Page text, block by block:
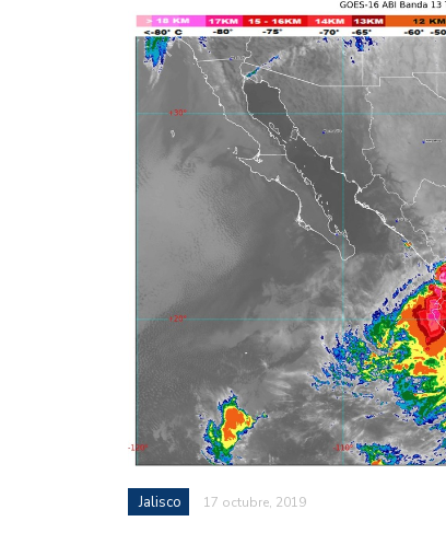
Jalisco 17 octubre, 2019